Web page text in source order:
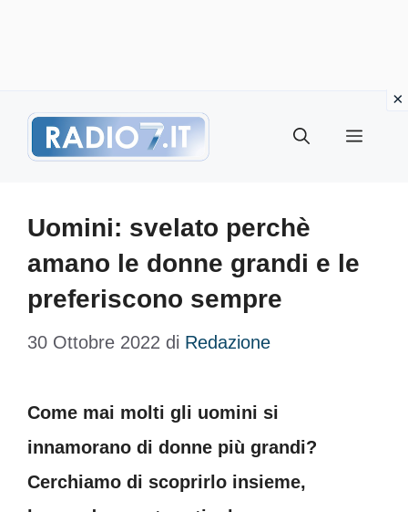
Menu
Uomini: svelato perchè
amano le donne grandi e le
preferiscono sempre
30 Ottobre 2022 di Redazione
Come mai molti gli uomini si
innamorano di donne più grandi?
Cerchiamo di scoprirlo insieme,